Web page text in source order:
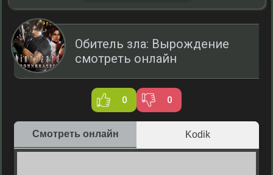
Обитель зла: Вырождение
смотреть онлайн
0 0
Смотреть онлайн Kodik